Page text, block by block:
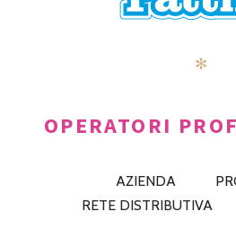
✻
OPERATORI
AZIENDA
RETE DISTRIBUTIVA